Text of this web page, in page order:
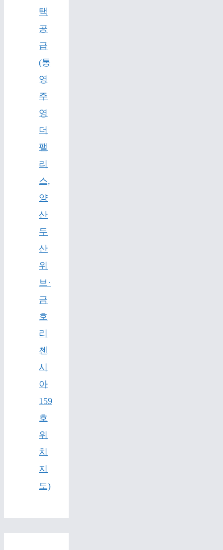
택
공
급
(통
영
주
영
더
팰
리
스,
양
산
두
산
위
브·
금
호
리
첸
시
아
159
호
위
치
지
도)